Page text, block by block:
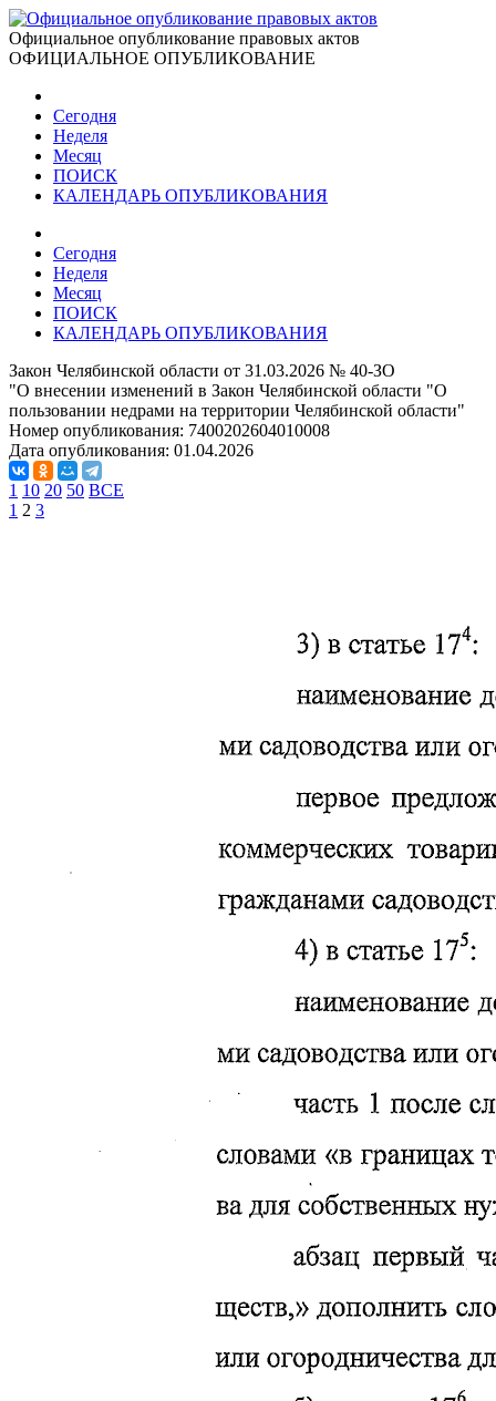
Официальное опубликование правовых актов
ОФИЦИАЛЬНОЕ ОПУБЛИКОВАНИЕ
Сегодня
Неделя
Месяц
ПОИСК
КАЛЕНДАРЬ ОПУБЛИКОВАНИЯ
Сегодня
Неделя
Месяц
ПОИСК
КАЛЕНДАРЬ ОПУБЛИКОВАНИЯ
Закон Челябинской области от 31.03.2026 № 40-ЗО
"О внесении изменений в Закон Челябинской области "О
пользовании недрами на территории Челябинской области"
Номер опубликования: 7400202604010008
Дата опубликования: 01.04.2026
1 10 20 50 ВСЕ
1 2 3